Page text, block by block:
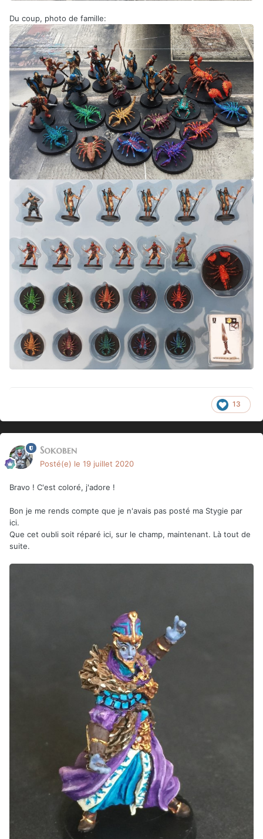
Du coup, photo de famille:
13
Sokoben
Posté(e) le 19 juillet 2020
Bravo ! C'est coloré, j'adore !
Bon je me rends compte que je n'avais pas posté ma Stygie par
ici.
Que cet oubli soit réparé ici, sur le champ, maintenant. Là tout de
suite.